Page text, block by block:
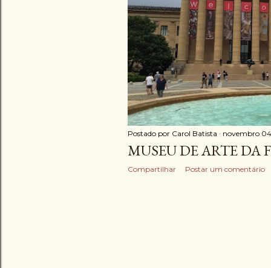
Postado por Carol Batista novembro
MUSEU DE ARTE DA
Compartilhar Postar um comentário